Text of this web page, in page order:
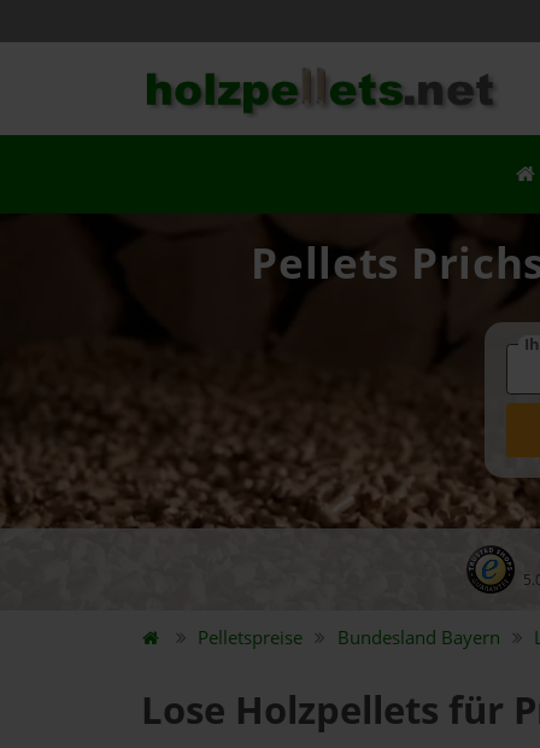
Pellets
Pelletspreise Bundesland Bayern
Lose Holzpellets für